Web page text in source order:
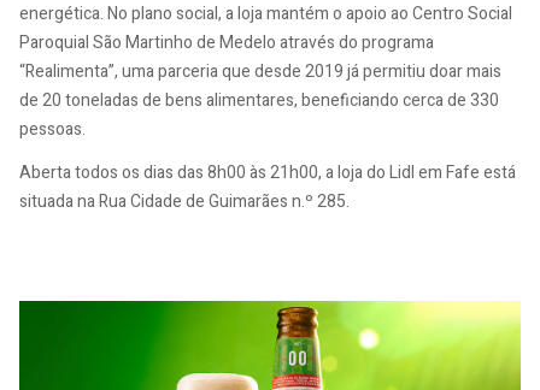
energética. No plano social, a loja mantém o apoio ao Centro Social
Paroquial São Martinho de Medelo através do programa
“Realimenta”, uma parceria que desde 2019 já permitiu doar mais
de 20 toneladas de bens alimentares, beneficiando cerca de 330
pessoas.
Aberta todos os dias das 8h00 às 21h00, a loja do Lidl em Fafe está
situada na Rua Cidade de Guimarães n.º 285.